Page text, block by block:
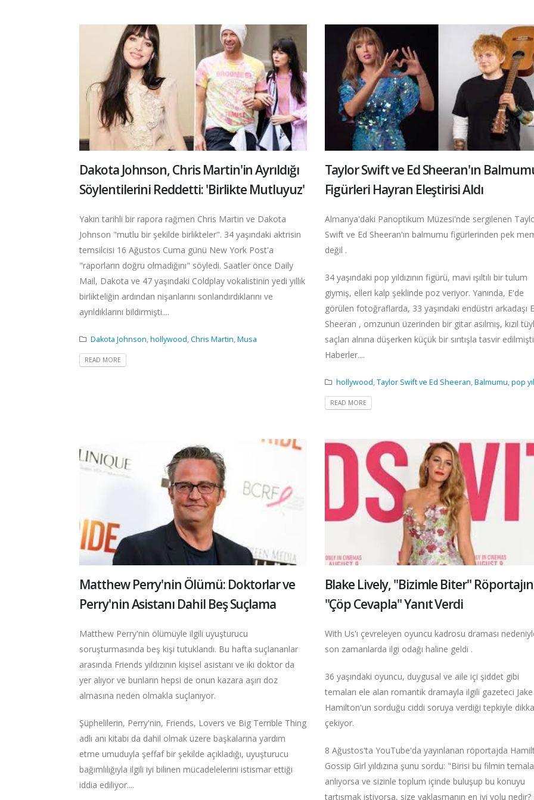
Dakota Johnson, Chris Martin'in Ayrıldığı
Söylentilerini Reddetti: 'Birlikte Mutluyuz'
Yakın tarihli bir rapora rağmen Chris Martin ve Dakota
Johnson "mutlu bir şekilde birlikteler". 34 yaşındaki aktrisin
temsilcisi 16 Ağustos Cuma günü New York Post'a
"raporların doğru olmadığını" söyledi. Saatler önce Daily
Mail, Dakota ve 47 yaşındaki Coldplay vokalistinin yedi yıllık
birlikteliğin ardından nişanlarını sonlandırdıklarını ve
ayrıldıklarını bildirmişti....
Dakota Johnson,hollywood,Chris Martin,Musa
READ MORE
Taylor Swift ve Ed Sheeran'ın
Figürleri Hayran Eleştirisi Aldı
Almanya'daki Panoptikum Müzesi'nde sergilenen
Swift ve Ed Sheeran'ın balmumu figürlerinden pek
değil .
34 yaşındaki pop yıldızının figürü, mavi ışıltılı bir tulum
giymiş, elleri kalp şeklinde poz veriyor. Yanında, E'de
görülen fotoğraflarda, 33 yaşındaki endüstri arkadaşı
Sheeran , omzunun üzerinden bir gitar asılmış, kızıl
saçları alnına düşerken küçük bir sırıtışla tasvir
Haberler....
hollywood,Taylor Swift ve Ed Sheeran,Balmumu,pop
READ MORE
Matthew Perry'nin Ölümü: Doktorlar ve
Perry'nin Asistanı Dahil Beş Suçlama
Matthew Perry'nin ölümüyle ilgili uyuşturucu
soruşturmasında beş kişi tutuklandı. Bu hafta suçlananlar
arasında Friends yıldızının kişisel asistanı ve iki doktor da
yer alıyor ve bunların hepsi de onun kazara aşırı doz
almasına neden olmakla suçlanıyor.
Şüphelilerin, Perry'nin, Friends, Lovers ve Big Terrible Thing
adlı anı kitabı da dahil olmak üzere başkalarına yardım
etme umuduyla şeffaf bir şekilde açıkladığı, uyuşturucu
bağımlılığıyla ilgili iyi bilinen mücadelelerini istismar ettiği
iddia ediliyor....
Blake Lively, "Bizimle Biter"
"Çöp Cevapla" Yanıt Verdi
With Us'ı çevreleyen oyuncu kadrosu draması
son zamanlarda ilgi odağı haline geldi .
36 yaşındaki oyuncu, duygusal ve aile içi şiddet gibi
temaları ele alan romantik dramayla ilgili gazeteci Jake
Hamilton'un sorduğu ciddi soruya verdiği tepkiyle
çekiyor.
8 Ağustos'ta YouTube'da yayınlanan röportajda
Gossip Girl yıldızına şunu sordu: "Birisi bu filmin
anlıyorsa ve sizinle toplum içinde buluşup bu konuyu
tartışmak istiyorsa, size yaklaşmanın en iyi yolu nedir?